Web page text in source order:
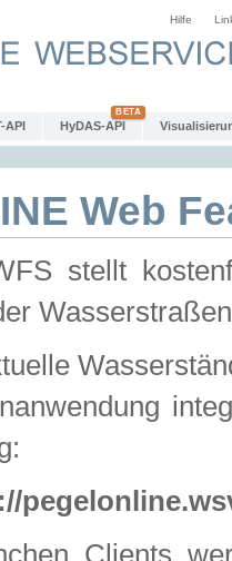
Hilfe
API HyDAS-API
Web
stellt
Clients